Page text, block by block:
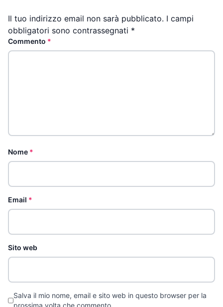
Il tuo indirizzo email non sarà pubblicato. I campi
obbligatori sono contrassegnati *
Commento *
Nome *
Email *
Sito web
Salva il mio nome, email e sito web in questo browser per la